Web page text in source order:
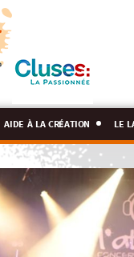
aide à la création le